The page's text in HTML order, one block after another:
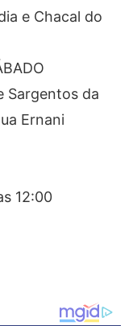
e Chacal do
Sargentos da
Ernani
12:00